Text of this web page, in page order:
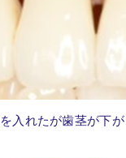
入れたが歯茎が下が